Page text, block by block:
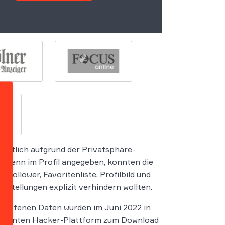
aufgrund der Privatsphäre-
im Profil angegeben, konnten die
Follower, Favoritenliste, Profilbild und
explizit verhindern wollten.
Daten wurden im Juni 2022 in
Hacker-Plattform zum Download